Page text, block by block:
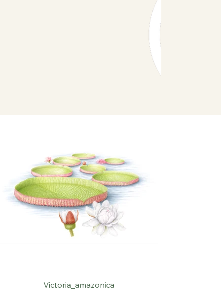
Victoria_amazonica